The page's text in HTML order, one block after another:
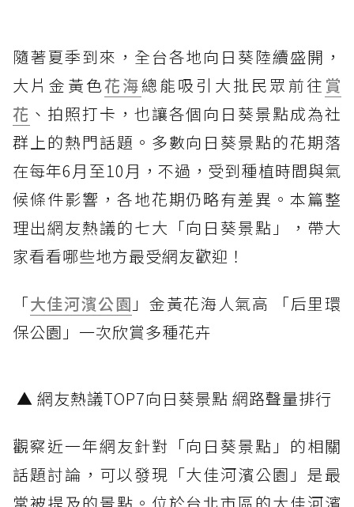
隨著夏季到來，全台各地向日葵陸續盛開，
大片金黃色花海總能吸引大批民眾前往 賞
花 、拍照打卡，也讓各個向日葵景點成為社
群上的熱門話題。多數向日葵景點的花期落
在每年6月至10月，不過，受到種植時間與氣
候條件影響，各地花期仍略有差異。本篇整
理出網友熱議的七大「向日葵景點」，帶大
家看看哪些地方最受網友歡迎！
「大佳河濱公園 」金黃花海人氣高 「后里環
保公園」一次欣賞多種花卉
▲ 網友熱議TOP7向日葵景點 網路聲量排行
觀察近一年網友針對「向日葵景點」的相關
話題討論，可以發現「大佳河濱公園」是最